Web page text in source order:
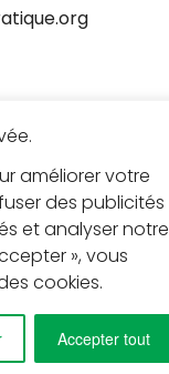
améliorer votre
des publicités
et analyser notre
», vous
cookies.
Accepter tout